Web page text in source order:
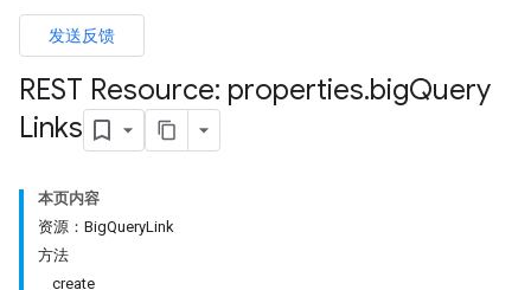
发送反馈
REST Resource: properties.bigQuery
Links
本页内容
资源：BigQueryLink
方法
create